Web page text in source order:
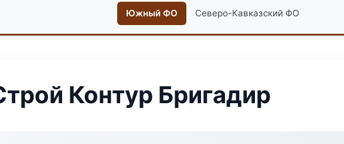
Южный ФО Северо-Кавказский ФО
Контур Бригадир